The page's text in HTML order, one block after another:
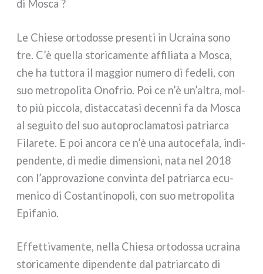
di Mosca ?
Le Chiese orto­dos­se pre­sen­ti in Ucraina sono
tre. C’è quel­la sto­ri­ca­men­te affi­lia­ta a Mosca,
che ha tut­to­ra il mag­gior nume­ro di fede­li, con
suo metro­po­li­ta Onofrio. Poi ce n’è un’altra, mol­
to più pic­co­la, distac­ca­ta­si decen­ni fa da Mosca
al segui­to del suo auto­pro­cla­ma­to­si patriar­ca
Filarete. E poi anco­ra ce n’è una auto­ce­fa­la, indi­
pen­den­te, di medie dimen­sio­ni, nata nel 2018
con l’approvazione con­vin­ta del patriar­ca ecu­
me­ni­co di Costantinopoli, con suo metro­po­li­ta
Epifanio.
Effettivamente, nel­la Chiesa orto­dos­sa ucrai­na
sto­ri­ca­men­te dipen­den­te dal patriar­ca­to di